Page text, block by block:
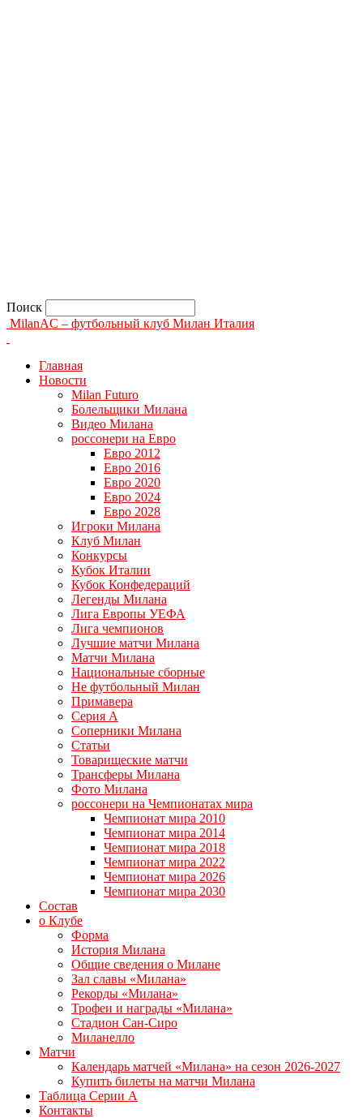
Поиск
MilanAC – футбольный клуб Милан Италия
Главная
Новости
Milan Futuro
Болельщики Милана
Видео Милана
россонери на Евро
Евро 2012
Евро 2016
Евро 2020
Евро 2024
Евро 2028
Игроки Милана
Клуб Милан
Конкурсы
Кубок Италии
Кубок Конфедераций
Легенды Милана
Лига Европы УЕФА
Лига чемпионов
Лучшие матчи Милана
Матчи Милана
Национальные сборные
Не футбольный Милан
Примавера
Серия А
Соперники Милана
Статьи
Товарищеские матчи
Трансферы Милана
Фото Милана
россонери на Чемпионатах мира
Чемпионат мира 2010
Чемпионат мира 2014
Чемпионат мира 2018
Чемпионат мира 2022
Чемпионат мира 2026
Чемпионат мира 2030
Состав
о Клубе
Форма
История Милана
Общие сведения о Милане
Зал славы «Милана»
Рекорды «Милана»
Трофеи и награды «Милана»
Стадион Сан-Сиро
Миланелло
Матчи
Календарь матчей «Милана» на сезон 2026-2027
Купить билеты на матчи Милана
Таблица Серии А
Контакты